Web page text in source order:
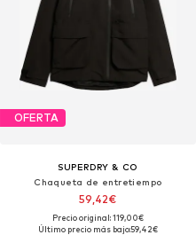
OFERTA
SUPERDRY & CO
Chaqueta de entretiempo
59,42€
Precio original: 119,00€
Último precio más bajo:59,42€